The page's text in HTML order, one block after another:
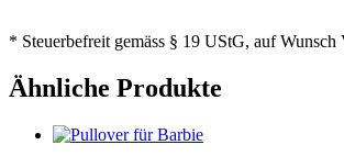
* Steuerbefreit gemäss § 19 UStG, auf Wunsch
Ähnliche Produkte